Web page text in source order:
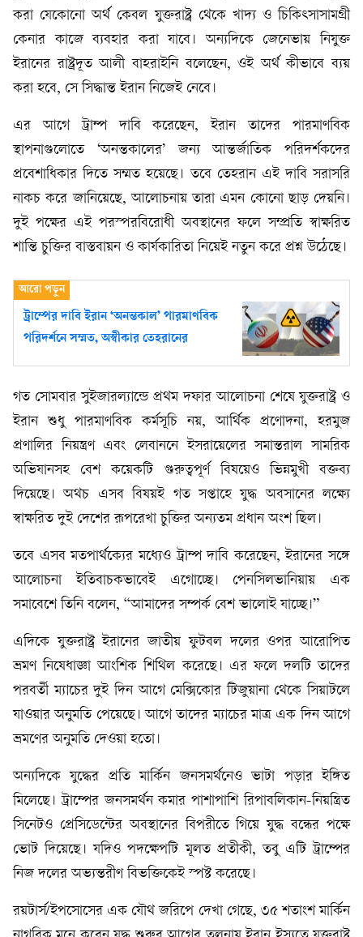
করা যেকোনো অর্থ কেবল যুক্তরাষ্ট্র থেকে খাদ্য ও চিকিৎসাসামগ্রী
কেনার কাজে ব্যবহার করা যাবে। অন্যদিকে জেনেভায় নিযুক্ত
ইরানের রাষ্ট্রদূত আলী বাহরাইনি বলেছেন, ওই অর্থ কীভাবে ব্যয়
করা হবে, সে সিদ্ধান্ত ইরান নিজেই নেবে।
এর আগে ট্রাম্প দাবি করেছেন, ইরান তাদের পারমাণবিক
স্থাপনাগুলোতে ‘অনন্তকালের’ জন্য আন্তর্জাতিক পরিদর্শকদের
প্রবেশাধিকার দিতে সম্মত হয়েছে। তবে তেহরান এই দাবি সরাসরি
নাকচ করে জানিয়েছে, আলোচনায় তারা এমন কোনো ছাড় দেয়নি।
দুই পক্ষের এই পরস্পরবিরোধী অবস্থানের ফলে সম্প্রতি স্বাক্ষরিত
শান্তি চুক্তির বাস্তবায়ন ও কার্যকারিতা নিয়েই নতুন করে প্রশ্ন উঠেছে।
ট্রাম্পের দাবি ইরান ‘অনন্তকাল’ পারমাণবিক
পরিদর্শনে সম্মত, অস্বীকার তেহরানের
গত সোমবার সুইজারল্যান্ডে প্রথম দফার আলোচনা শেষে যুক্তরাষ্ট্র ও
ইরান শুধু পারমাণবিক কর্মসূচি নয়, আর্থিক প্রণোদনা, হরমুজ
প্রণালির নিয়ন্ত্রণ এবং লেবাননে ইসরায়েলের সমান্তরাল সামরিক
অভিযানসহ বেশ কয়েকটি গুরুত্বপূর্ণ বিষয়েও ভিন্নমুখী বক্তব্য
দিয়েছে। অথচ এসব বিষয়ই গত সপ্তাহে যুদ্ধ অবসানের লক্ষ্যে
স্বাক্ষরিত দুই দেশের রূপরেখা চুক্তির অন্যতম প্রধান অংশ ছিল।
তবে এসব মতপার্থক্যের মধ্যেও ট্রাম্প দাবি করেছেন, ইরানের সঙ্গে
আলোচনা ইতিবাচকভাবেই এগোচ্ছে। পেনসিলভানিয়ায় এক
সমাবেশে তিনি বলেন, “আমাদের সম্পর্ক বেশ ভালোই যাচ্ছে।”
এদিকে যুক্তরাষ্ট্র ইরানের জাতীয় ফুটবল দলের ওপর আরোপিত
ভ্রমণ নিষেধাজ্ঞা আংশিক শিথিল করেছে। এর ফলে দলটি তাদের
পরবর্তী ম্যাচের দুই দিন আগে মেক্সিকোর টিজুয়ানা থেকে সিয়াটলে
যাওয়ার অনুমতি পেয়েছে। আগে তাদের ম্যাচের মাত্র এক দিন আগে
ভ্রমণের অনুমতি দেওয়া হতো।
অন্যদিকে যুদ্ধের প্রতি মার্কিন জনসমর্থনেও ভাটা পড়ার ইঙ্গিত
মিলেছে। ট্রাম্পের জনসমর্থন কমার পাশাপাশি রিপাবলিকান-নিয়ন্ত্রিত
সিনেটও প্রেসিডেন্টের অবস্থানের বিপরীতে গিয়ে যুদ্ধ বন্ধের পক্ষে
ভোট দিয়েছে। যদিও পদক্ষেপটি মূলত প্রতীকী, তবু এটি ট্রাম্পের
নিজ দলের অভ্যন্তরীণ বিভক্তিকেই স্পষ্ট করেছে।
রয়টার্স/ইপসোসের এক যৌথ জরিপে দেখা গেছে, ৩৫ শতাংশ মার্কিন